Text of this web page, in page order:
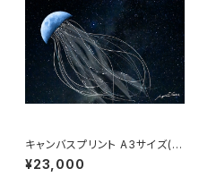
キャンバスプリント A3サイズ(海
月)
¥23,000